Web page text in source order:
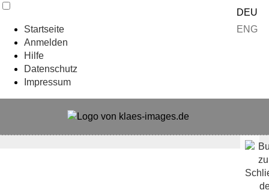
Startseite
Anmelden
Hilfe
Datenschutz
Impressum
DEU
ENG